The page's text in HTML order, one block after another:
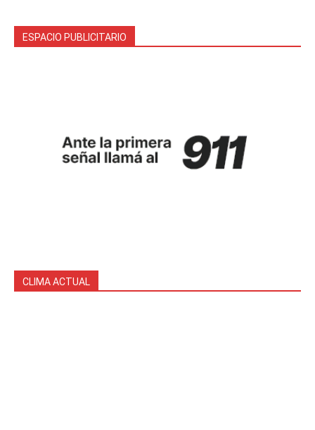
ESPACIO PUBLICITARIO
CLIMA ACTUAL